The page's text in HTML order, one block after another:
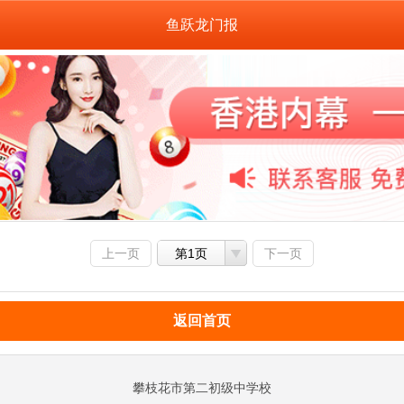
鱼跃龙门报
上一页 第1页 下一页
返回首页
攀枝花市第二初级中学校